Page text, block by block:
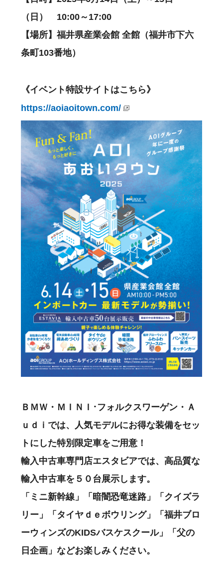
（日） 10:00～17:00
【場所】福井県産業会館 全館（福井市下六
条町103番地）
《イベント特設サイトはこちら》
https://aoiaoitown.com/
ＢＭＷ・ＭＩＮＩ･フォルクスワーゲン・Ａ
ｕｄｉでは、人気モデルにお得な装備をセッ
トにした特別限定車をご用意！
輸入中古車専門店エスタビアでは、高品質な
輸入中古車を５０台展示します。
「ミニ新幹線」「暗闇恐竜迷路」「クイズラ
リー」「タイヤｄｅボウリング」「福井ブロ
ーウィンズのKIDSバスケスクール」「父の
日企画」などお楽しみください。